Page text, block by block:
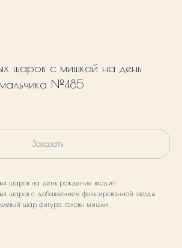
шаров с мишкой на день
№485
Заказать
шаров на день рождение входит:
шаров с добавлением фольгированной звезды
шар фигура головы мишки